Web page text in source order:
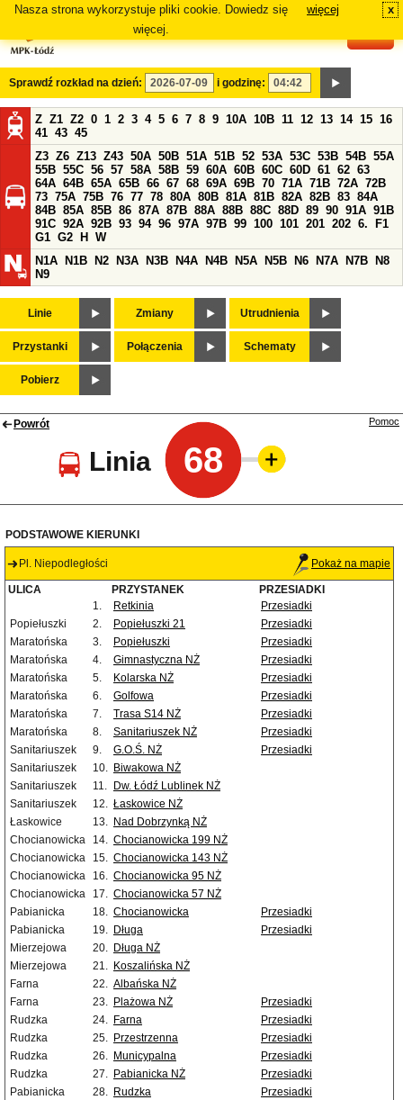
Nasza strona wykorzystuje pliki cookie. Dowiedz się
więcej.
więcej x
Sprawdź rozkład na dzień: i godzinę:
Z Z1 Z2 0 1 2 3 4 5 6 7 8 9 10A 10B 11 12 13 14 15 16
41 43 45
Z3 Z6 Z13 Z43 50A 50B 51A 51B 52 53A 53C 53B 54B 55A
55B 55C 56 57 58A 58B 59 60A 60B 60C 60D 61 62 63
64A 64B 65A 65B 66 67 68 69A 69B 70 71A 71B 72A 72B
73 75A 75B 76 77 78 80A 80B 81A 81B 82A 82B 83 84A
84B 85A 85B 86 87A 87B 88A 88B 88C 88D 89 90 91A 91B
91C 92A 92B 93 94 96 97A 97B 99 100 101 201 202 6.
F1
G1 G2 H
W
N1A
N1B N2 N3A N3B N4A N4B N5A N5B N6 N7A N7B
N8
N9
Linie Zmiany Utrudnienia
Przystanki Połączenia Schematy
Pobierz
Powrót
Linia 68
Pomoc
PODSTAWOWE KIERUNKI
Pl. Niepodległości Pokaż na mapie
ULICA PRZYSTANEK
PRZESIADKI
1.
Retkinia
Przesiadki
Popiełuszki
2. Popiełuszki 21
Przesiadki
Maratońska
3. Popiełuszki
Przesiadki
Maratońska
4. Gimnastyczna NŻ
Przesiadki
Maratońska
5. Kolarska NŻ
Przesiadki
Maratońska
6. Golfowa
Przesiadki
Maratońska
7. Trasa S14 NŻ
Przesiadki
Maratońska
8. Sanitariuszek NŻ
Przesiadki
Sanitariuszek
9. G.O.Ś. NŻ
Przesiadki
Sanitariuszek
10. Biwakowa NŻ
Sanitariuszek
11.
Dw. Łódź Lublinek NŻ
Sanitariuszek
12. Łaskowice NŻ
Łaskowice
13. Nad Dobrzynką NŻ
Chocianowicka
14. Chocianowicka 199 NŻ
Chocianowicka
15. Chocianowicka 143 NŻ
Chocianowicka
16. Chocianowicka 95 NŻ
Chocianowicka
17. Chocianowicka 57 NŻ
Pabianicka
18. Chocianowicka
Przesiadki
Pabianicka
19. Długa
Przesiadki
Mierzejowa
20. Długa NŻ
Mierzejowa
21. Koszalińska NŻ
Farna
22. Albańska NŻ
Farna
23. Plażowa NŻ
Przesiadki
Rudzka
24. Farna
Przesiadki
Rudzka
25. Przestrzenna
Przesiadki
Rudzka
26. Municypalna
Przesiadki
Rudzka
27. Pabianicka NŻ
Przesiadki
Pabianicka
28. Rudzka
Przesiadki